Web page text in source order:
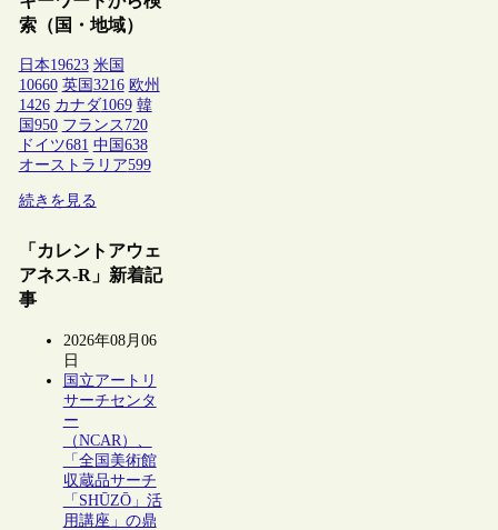
索（国・地域）
日本19623 米国
10660 英国 3216 欧州
1426 カナダ1069 韓
国 950 フランス 720
ドイツ681 中国 638
オーストラリア599
続きを見る
「カレントアウェ
アネス-R」新着記
事
2026年08月06
日
国立アートリ
サーチセンタ
ー
（NCAR）、
「全国美術館
収蔵品サーチ
「SHŪZŌ」活
用講座」の鼎